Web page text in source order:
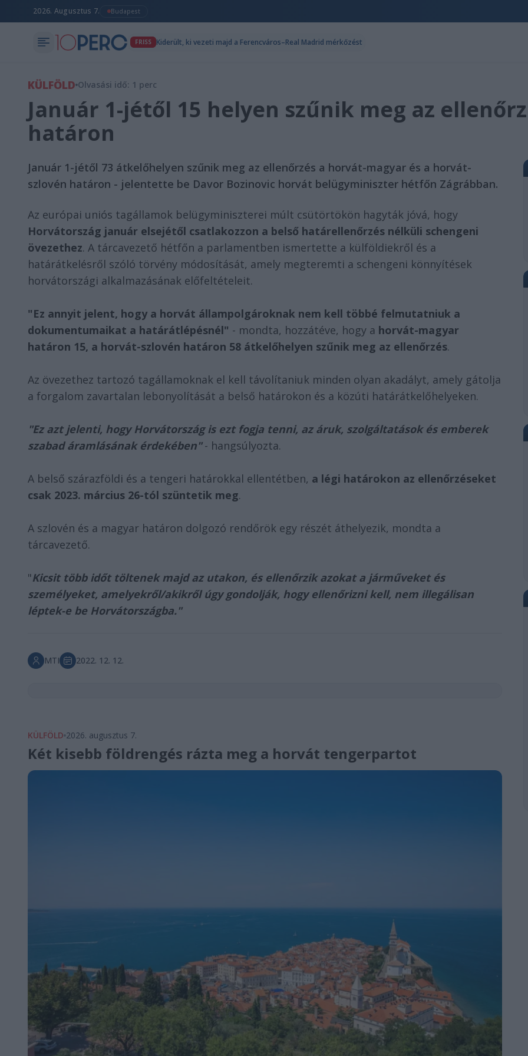
2026. Augusztus 7. Budapest
FRISS Kiderült, ki vezeti majd a Ferencváros–Real Madrid mérkőzést
KÜLFÖLD Olvasási idő: 1 perc
Január 1-jétől 15 helyen szűnik meg az
határon
Január 1-jétől 73 átkelőhelyen szűnik meg az ellenőrzés a horvát-magyar és a horvát-
szlovén határon - jelentette be Davor Bozinovic horvát belügyminiszter hétfőn Zágrábban.
Az európai uniós tagállamok belügyminiszterei múlt csütörtökön hagyták jóvá, hogy
Horvátország január elsejétől csatlakozzon a belső határellenőrzés nélküli schengeni
övezethez. A tárcavezető hétfőn a parlamentben ismertette a külföldiekről és a
határátkelésről szóló törvény módosítását, amely megteremti a schengeni könnyítések
horvátországi alkalmazásának előfeltételeit.
"Ez annyit jelent, hogy a horvát állampolgároknak nem kell többé felmutatniuk a
dokumentumaikat a határátlépésnél" - mondta, hozzátéve, hogy a horvát-magyar
határon 15, a horvát-szlovén határon 58 átkelőhelyen szűnik meg az ellenőrzés.
Az övezethez tartozó tagállamoknak el kell távolítaniuk minden olyan akadályt, amely gátolja
a forgalom zavartalan lebonyolítását a belső határokon és a közúti határátkelőhelyeken.
"Ez azt jelenti, hogy Horvátország is ezt fogja tenni, az áruk, szolgáltatások és emberek
szabad áramlásának érdekében"- hangsúlyozta.
A belső szárazföldi és a tengeri határokkal ellentétben, a légi határokon az ellenőrzéseket
csak 2023. március 26-tól szüntetik meg.
A szlovén és a magyar határon dolgozó rendőrök egy részét áthelyezik, mondta a
tárcavezető.
"Kicsit több időt töltenek majd az utakon, és ellenőrzik azokat a járműveket és
személyeket, amelyekről/akikről úgy gondolják, hogy ellenőrizni kell, nem illegálisan
léptek-e be Horvátországba."
MTI 2022. 12. 12.
KÜLFÖLD 2026. augusztus 7.
Két kisebb földrengés rázta meg a horvát tengerpartot